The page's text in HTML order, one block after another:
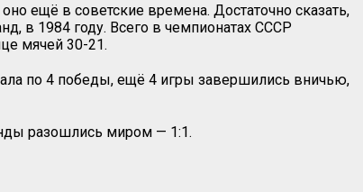
ещё в советские времена. Достаточно сказать,
в 1984 году. Всего в чемпионатах СССР
мячей 30-21.
по 4 победы, ещё 4 игры завершились вничью,
разошлись миром — 1:1.